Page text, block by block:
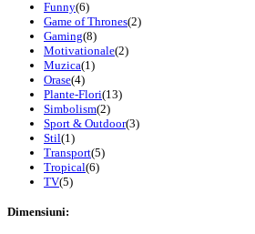
Funny(6)
Game of Thrones(2)
Gaming(8)
Motivationale(2)
Muzica(1)
Orase(4)
Plante-Flori(13)
Simbolism(2)
Sport & Outdoor(3)
Stil(1)
Transport(5)
Tropical(6)
TV(5)
Dimensiuni: